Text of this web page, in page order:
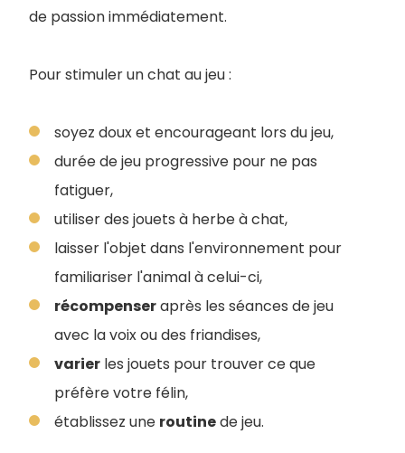
de passion immédiatement.
Pour stimuler un chat au jeu :
soyez doux et encourageant lors du jeu,
durée de jeu progressive pour ne pas
fatiguer,
utiliser des jouets à herbe à chat,
laisser l'objet dans l'environnement pour
familiariser l'animal à celui-ci,
récompenseraprès les séances de jeu
avec la voix ou des friandises,
varier les jouets pour trouver ce que
préfère votre félin,
établissez une routinede jeu.